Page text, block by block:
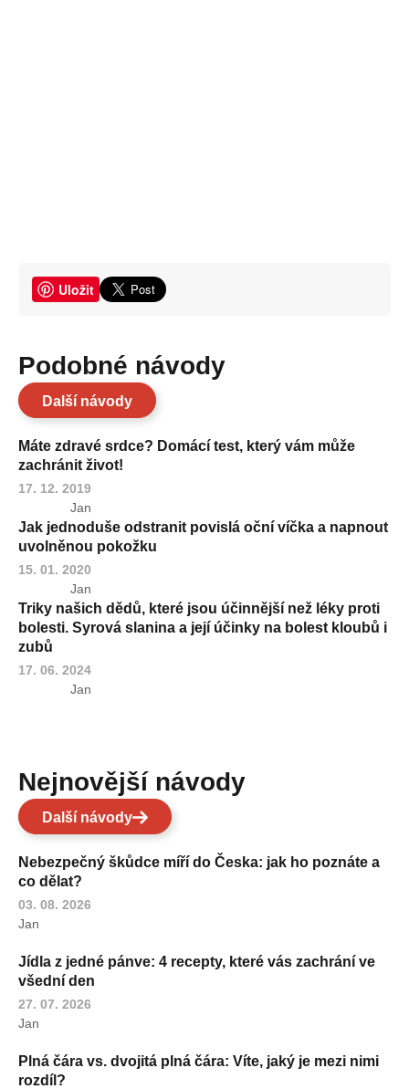
Uložit
Podobné návody
Další návody
Máte zdravé srdce? Domácí test, který vám může
zachránit život!
17. 12. 2019
Jan
Jak jednoduše odstranit povislá oční víčka a napnout
uvolněnou pokožku
15. 01. 2020
Jan
Triky našich dědů, které jsou účinnější než léky proti
bolesti. Syrová slanina a její účinky na bolest kloubů i
zubů
17. 06. 2024
Jan
Nejnovější návody
Další návody
Nebezpečný škůdce míří do Česka: jak ho poznáte a
co dělat?
03. 08. 2026
Jan
Jídla z jedné pánve: 4 recepty, které vás zachrání ve
všední den
27. 07. 2026
Jan
Plná čára vs. dvojitá plná čára: Víte, jaký je mezi nimi
rozdíl?